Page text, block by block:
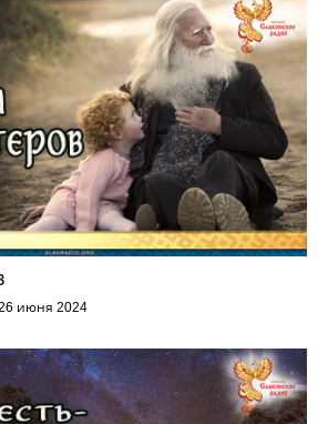
июня 2024